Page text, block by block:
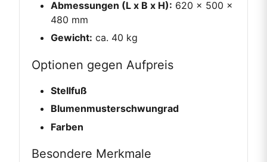
Abmessungen (L x B x H): 620 x 500 x
480 mm
Gewicht: ca. 40 kg
Optionen gegen Aufpreis
Stellfuß
Blumenmusterschwungrad
Farben
Besondere Merkmale